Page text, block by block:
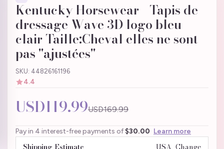
Kentucky Horsewear - Tapis de
dressage Wave 3D logo bleu
clair Taille:Cheval elles ne sont
pas "ajustées"
SKU: 44826161196
4.4
USD119.99USD169.99
Pay in 4 interest-free payments of $30.00 Learn more